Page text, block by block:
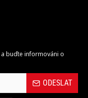
buďte informováni o
ODESLAT